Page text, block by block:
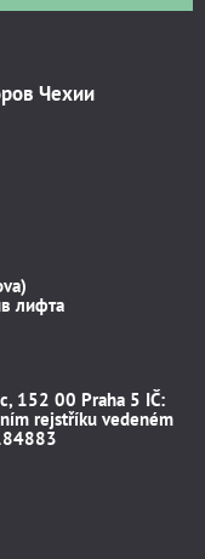
Чехии
лифта
152 00 Praha 5 IČ:
rejstříku vedeném